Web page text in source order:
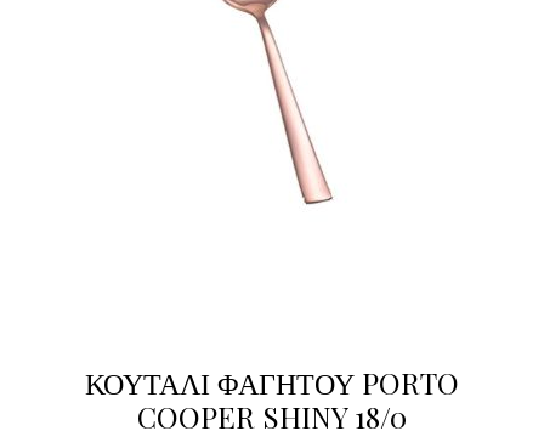
ΚΟΥΤΑΛΙ ΦΑΓΗΤΟΥ PORTO
COOPER SHINY 18/0